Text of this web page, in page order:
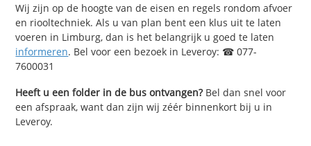
Wij zijn op de hoogte van de eisen en regels rondom afvoer
en riooltechniek. Als u van plan bent een klus uit te laten
voeren in Limburg, dan is het belangrijk u goed te laten
informeren. Bel voor een bezoek in Leveroy: ☎ 077-
7600031
Heeft u een folder in de bus ontvangen?Bel dan snel voor
een afspraak, want dan zijn wij zéér binnenkort bij u in
Leveroy.